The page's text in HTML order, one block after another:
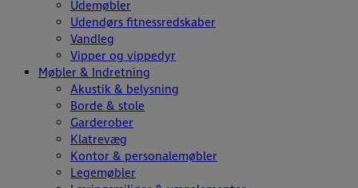
Udemøbler
Udendørs fitnessredskaber
Vandleg
Vipper og vippedyr
Møbler & Indretning
Akustik & belysning
Borde & stole
Garderober
Klatrevæg
Kontor & personalemøbler
Legemøbler